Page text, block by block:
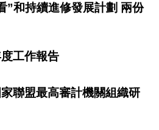
”和持續進修發展計劃 兩份
工作報告
聯盟最高審計機關組織研